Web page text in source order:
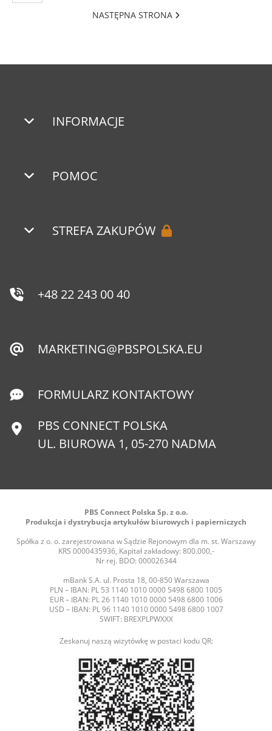
NASTĘPNA STRONA
INFORMACJE
POMOC
STREFA ZAKUPÓW
+48 22 243 00 40
MARKETING@PBSPOLSKA.EU
FORMULARZ KONTAKTOWY
PBS CONNECT POLSKA
UL. BIUROWA 1, 05-270 NADMA
PBS Connect Polska Sp. z o.o.
Produkcja i dystrybucja artykułów biurowych i papierniczych
Spółka z o. o. zarejestrowana w Sądzie Rejonowym dla m. st. Warszawy
KRS 0000435936, Kapitał zakładowy: 800.000,-
Nr rej. BDO: 000026344
mBank S.A. ul. Prosta 18, 00-850 Warszawa
PLN – IBAN: PL 53 1140 1010 0000 5498 6800 1005
EUR – IBAN: PL 26 1140 1010 0000 5498 6800 1006
USD – IBAN: PL 96 1140 1010 0000 5498 6800 1007
SWIFT: BREXPLPWXXX
Zeskanuj naszą wizytówkę w postaci kodu QR: